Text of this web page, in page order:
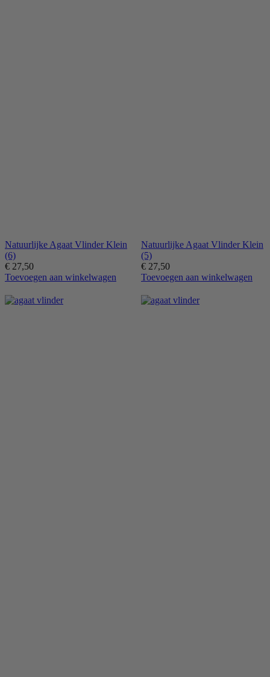
Natuurlijke Agaat Vlinder Klein
(6)
€ 27,50
Toevoegen aan winkelwagen
Natuurlijke Agaat Vlinder Klein
(5)
€ 27,50
Toevoegen aan winkelwagen